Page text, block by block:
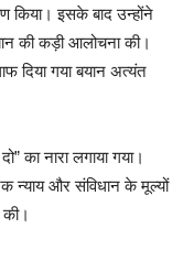
किया। इसके बाद उन्होंने
की कड़ी आलोचना की।
दिया गया बयान अत्यंत
का नारा लगाया गया।
न्याय और संविधान के मूल्यों